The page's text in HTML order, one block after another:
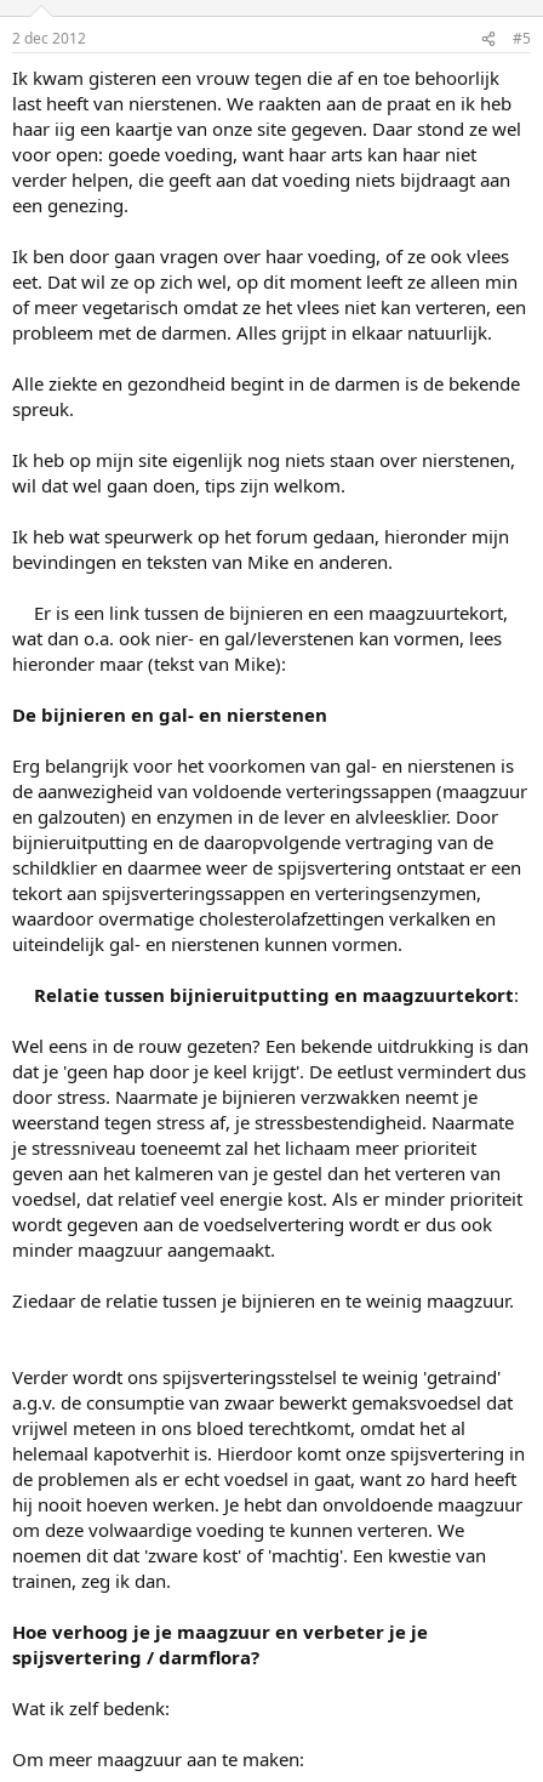
2 dec 2012 #5
Ik kwam gisteren een vrouw tegen die af en toe behoorlijk
last heeft van nierstenen. We raakten aan de praat en ik heb
haar iig een kaartje van onze site gegeven. Daar stond ze wel
voor open: goede voeding, want haar arts kan haar niet
verder helpen, die geeft aan dat voeding niets bijdraagt aan
een genezing.
Ik ben door gaan vragen over haar voeding, of ze ook vlees
eet. Dat wil ze op zich wel, op dit moment leeft ze alleen min
of meer vegetarisch omdat ze het vlees niet kan verteren, een
probleem met de darmen. Alles grijpt in elkaar natuurlijk.
Alle ziekte en gezondheid begint in de darmen is de bekende
spreuk.
Ik heb op mijn site eigenlijk nog niets staan over nierstenen,
wil dat wel gaan doen, tips zijn welkom.
Ik heb wat speurwerk op het forum gedaan, hieronder mijn
bevindingen en teksten van Mike en anderen.
Er is een link tussen de bijnieren en een maagzuurtekort,
wat dan o.a. ook nier- en gal/leverstenen kan vormen, lees
hieronder maar (tekst van Mike):
De bijnieren en gal- en nierstenen
Erg belangrijk voor het voorkomen van gal- en nierstenen is
de aanwezigheid van voldoende verteringssappen (maagzuur
en galzouten) en enzymen in de lever en alvleesklier. Door
bijnieruitputting en de daaropvolgende vertraging van de
schildklier en daarmee weer de spijsvertering ontstaat er een
tekort aan spijsverteringssappen en verteringsenzymen,
waardoor overmatige cholesterolafzettingen verkalken en
uiteindelijk gal- en nierstenen kunnen vormen.
Relatie tussen bijnieruitputting en maagzuurtekort:
Wel eens in de rouw gezeten? Een bekende uitdrukking is dan
dat je 'geen hap door je keel krijgt'. De eetlust vermindert dus
door stress. Naarmate je bijnieren verzwakken neemt je
weerstand tegen stress af, je stressbestendigheid. Naarmate
je stressniveau toeneemt zal het lichaam meer prioriteit
geven aan het kalmeren van je gestel dan het verteren van
voedsel, dat relatief veel energie kost. Als er minder prioriteit
wordt gegeven aan de voedselvertering wordt er dus ook
minder maagzuur aangemaakt.
Ziedaar de relatie tussen je bijnieren en te weinig maagzuur.
Verder wordt ons spijsverteringsstelsel te weinig 'getraind'
a.g.v. de consumptie van zwaar bewerkt gemaksvoedsel dat
vrijwel meteen in ons bloed terechtkomt, omdat het al
helemaal kapotverhit is. Hierdoor komt onze spijsvertering in
de problemen als er echt voedsel in gaat, want zo hard heeft
hij nooit hoeven werken. Je hebt dan onvoldoende maagzuur
om deze volwaardige voeding te kunnen verteren. We
noemen dit dat 'zware kost' of 'machtig'. Een kwestie van
trainen, zeg ik dan.
Hoe verhoog je je maagzuur en verbeter je je
spijsvertering / darmflora?
Wat ik zelf bedenk:
Om meer maagzuur aan te maken: